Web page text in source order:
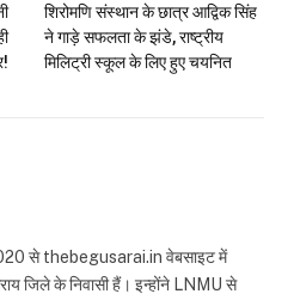
शिरोमणि संस्थान के छात्र आद्विक सिंह
ने गाड़े सफलता के झंडे, राष्ट्रीय
मिलिट्री स्कूल के लिए हुए चयनित
से thebegusarai.in वेबसाइट में
जिले के निवासी हैं। इन्होंने LNMU से